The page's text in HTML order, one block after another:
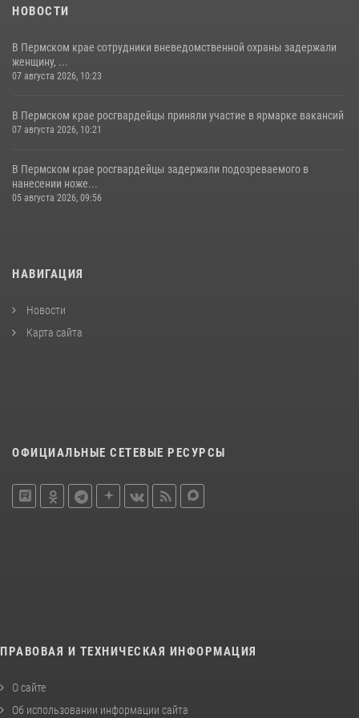
НОВОСТИ
В Пермском крае сотрудники вневедомственной охраны задержали
женщину, ...
07 августа 2026, 10:23
В Пермском крае росгвардейцы приняли участие в ярмарке вакансий
07 августа 2026, 10:21
В Пермском крае росгвардейцы задержали подозреваемого в
нанесении ноже...
05 августа 2026, 09:56
НАВИГАЦИЯ
Новости
Карта сайта
ОФИЦИАЛЬНЫЕ СЕТЕВЫЕ РЕСУРСЫ
ПРАВОВАЯ И ТЕХНИЧЕСКАЯ ИНФОРМАЦИЯ
О сайте
Об использовании информации сайта